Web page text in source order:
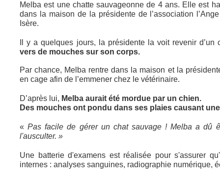
Melba est une chatte sauvageonne de 4 ans. Elle est
dans la maison de la présidente de l’association
Isère.
Il y a quelques jours, la présidente la voit revenir
vers de mouches sur son corps.
Par chance, Melba rentre dans la maison et la
en cage afin de l’emmener chez le vétérinaire.
D’après lui, Melba aurait été mordue par un chien.
Des mouches ont pondu dans ses plaies causant
«Pas facile de gérer un chat sauvage ! Melba a dû
l'ausculter. »
Une batterie d'examens est réalisée pour s'assurer
internes : analyses sanguines, radiographie numérique,